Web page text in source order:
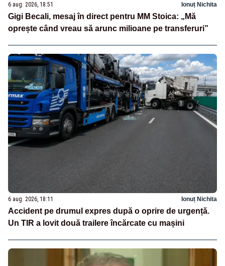
6 aug. 2026, 18:51 Ionuț Nichita
Gigi Becali, mesaj în direct pentru MM Stoica: „Mă
oprește când vreau să arunc milioane pe transferuri”
6 aug. 2026, 18:11 Ionuț Nichita
Accident pe drumul expres după o oprire de urgență.
Un TIR a lovit două trailere încărcate cu mașini